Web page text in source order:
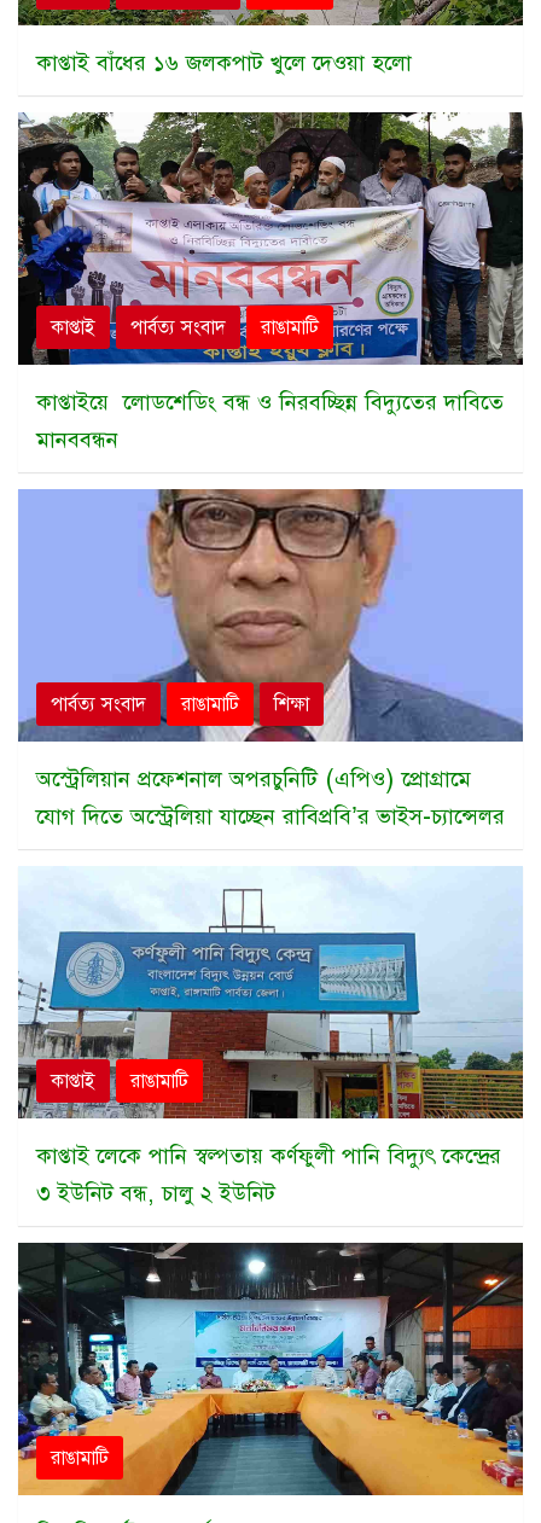
কাপ্তাই বাঁধের ১৬ জলকপাট খুলে দেওয়া হলো
কাপ্তাই পার্বত্য সংবাদ রাঙামাটি
কাপ্তাইয়ে লোডশেডিং বন্ধ ও নিরবচ্ছিন্ন বিদ্যুতের দাবিতে
মানববন্ধন
পার্বত্য সংবাদ রাঙামাটি শিক্ষা
অস্ট্রেলিয়ান প্রফেশনাল অপরচুনিটি (এপিও) প্রোগ্রামে
যোগ দিতে অস্ট্রেলিয়া যাচ্ছেন রাবিপ্রবি’র ভাইস-চ্যান্সেলর
কাপ্তাই রাঙামাটি
কাপ্তাই লেকে পানি স্বল্পতায় কর্ণফুলী পানি বিদ্যুৎ কেন্দ্রের
৩ ইউনিট বন্ধ, চালু ২ ইউনিট
রাঙামাটি